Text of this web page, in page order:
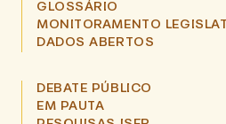
GLOSSÁRIO
MONITORAMENTO
DADOS ABERTOS
DEBATE PÚBLICO
EM PAUTA